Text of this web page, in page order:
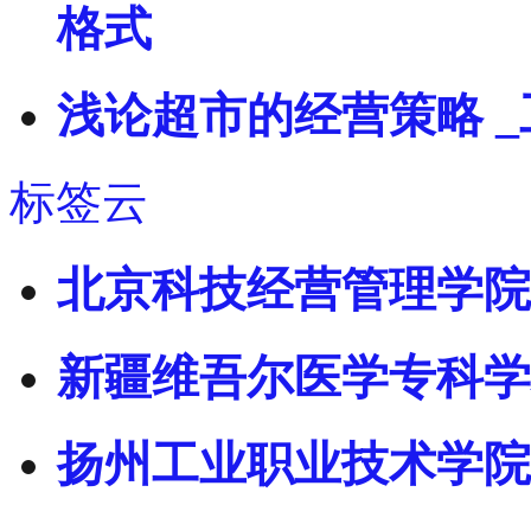
格式
浅论超市的经营策略
标签云
北京科技经营管理学院
新疆维吾尔医学专科
扬州工业职业技术学院